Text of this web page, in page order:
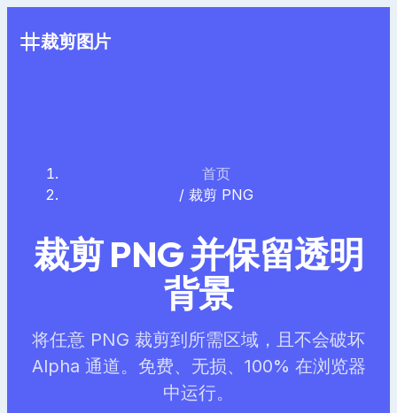
裁剪图片
首页
/ 裁剪 PNG
裁剪 PNG 并保留透明
背景
将任意 PNG 裁剪到所需区域，且不会破坏
Alpha 通道。免费、无损、100% 在浏览器
中运行。